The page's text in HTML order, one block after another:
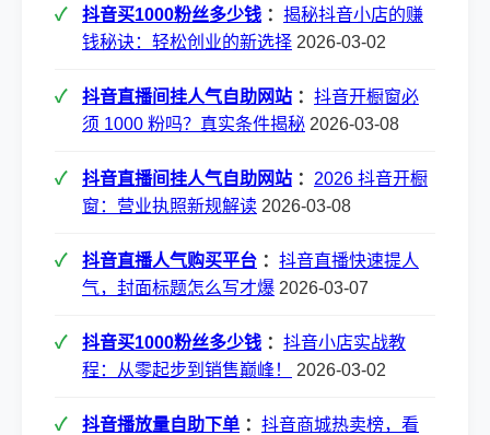
抖音买1000粉丝多少钱 ： 揭秘抖音小店的赚
钱秘诀：轻松创业的新选择 2026-03-02
抖音直播间挂人气自助网站 ： 抖音开橱窗必
须 1000 粉吗？真实条件揭秘 2026-03-08
抖音直播间挂人气自助网站 ： 2026 抖音开橱
窗：营业执照新规解读 2026-03-08
抖音直播人气购买平台 ： 抖音直播快速提人
气，封面标题怎么写才爆 2026-03-07
抖音买1000粉丝多少钱 ： 抖音小店实战教
程：从零起步到销售巅峰！
2026-03-02
抖音播放量自助下单 ： 抖音商城热卖榜，看